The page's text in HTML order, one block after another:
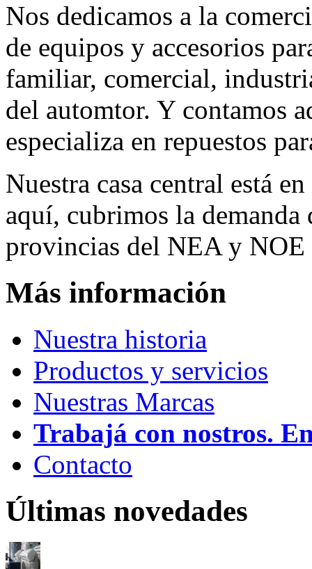
Nos dedicamos a la
de equipos y accesorios
familiar, comercial,
del automtor. Y contamos
especializa en repuestos
Nuestra casa central está
aquí, cubrimos la
provincias del NEA y NOE
Más información
Nuestra historia
Productos y servicios
Nuestras Marcas
Trabajá con nostros.
Contacto
Últimas novedades